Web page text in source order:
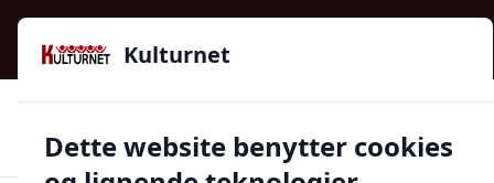
Kulturnet - Alt Det Gode I Livet | Din Kulturguide Siden
2016
97 kategorier 👍Kun godkendte butikker
Kulturnet
Dette website benytter cookies